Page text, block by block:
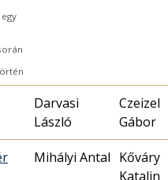
Darvasi
László
Czeizel
Gábor
Mihályi Antal Kőváry
Katalin